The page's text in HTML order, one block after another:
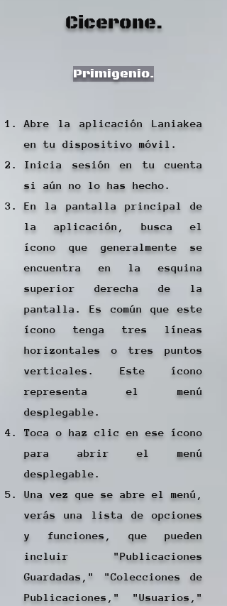
Cicerone.
Primigenio.
Abre la aplicación Laniakea
en tu dispositivo móvil.
Inicia sesión en tu cuenta
si aún no lo has hecho.
En la pantalla principal de
la aplicación, busca el
ícono que generalmente se
encuentra en la esquina
superior derecha de la
pantalla. Es común que este
ícono tenga tres líneas
horizontales o tres puntos
verticales. Este ícono
representa el menú
desplegable.
Toca o haz clic en ese ícono
para abrir el menú
desplegable.
Una vez que se abre el menú,
verás una lista de opciones
y funciones, que pueden
incluir "Publicaciones
Guardadas," "Colecciones de
Publicaciones," "Usuarios,"